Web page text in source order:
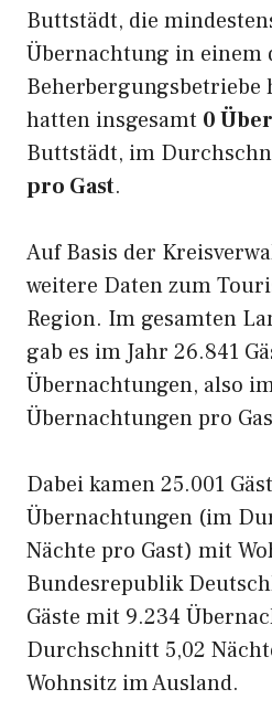
Buttstädt, die
Übernachtung in einem
Beherbergungsbetriebe
hatten insgesamt 0
Buttstädt, im
pro Gast.
Auf Basis der
weitere Daten zum
Region. Im gesamten
gab es im Jahr 26.841
Übernachtungen, also
Übernachtungen pro
Dabei kamen 25.001
Übernachtungen (im
Nächte pro Gast) mit
Bundesrepublik
Gäste mit 9.234
Durchschnitt 5,02
Wohnsitz im Ausland.